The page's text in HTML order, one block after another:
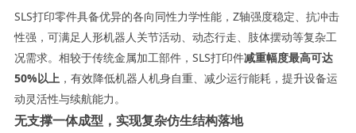
SLS打印零件具备优异的各向同性力学性能，Z轴强度稳定、抗冲击
性强，可满足人形机器人关节活动、动态行走、肢体摆动等复杂工
况需求。相较于传统金属加工部件，SLS打印件减重幅度最高可达
50%以上，有效降低机器人机身自重、减少运行能耗，提升设备运
动灵活性与续航能力。
无支撑一体成型，实现复杂仿生结构落地